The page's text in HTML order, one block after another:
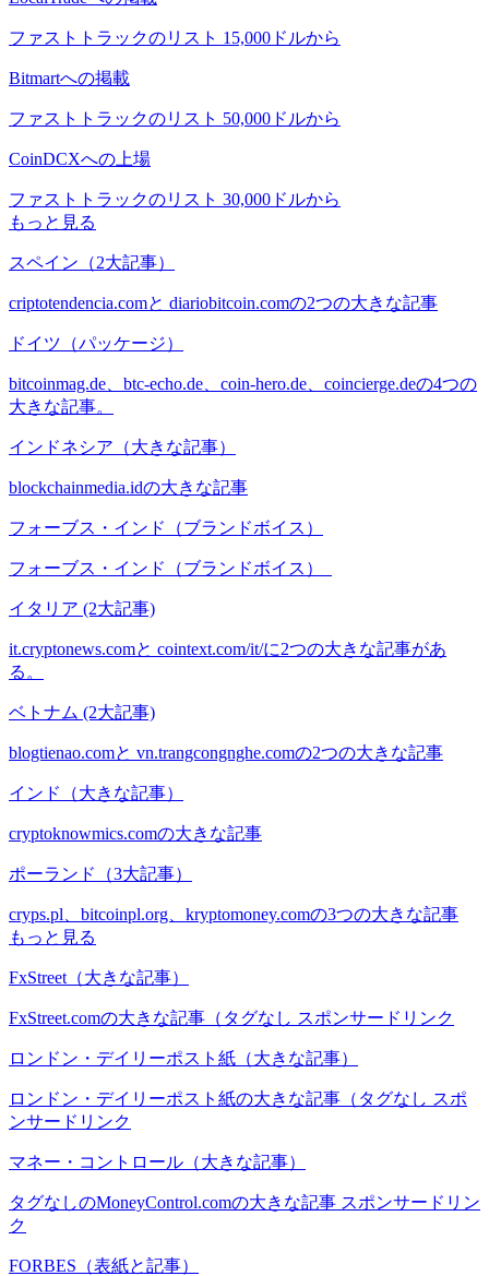
ファストトラックのリスト 15,000ドルから
Bitmartへの掲載
ファストトラックのリスト 50,000ドルから
CoinDCXへの上場
ファストトラックのリスト 30,000ドルから
もっと見る
スペイン（2大記事）
criptotendencia.comと diariobitcoin.comの2つの大きな記事
ドイツ（パッケージ）
bitcoinmag.de、btc-echo.de、coin-hero.de、coincierge.deの4つの
大きな記事。
インドネシア（大きな記事）
blockchainmedia.idの大きな記事
フォーブス・インド（ブランドボイス）
フォーブス・インド（ブランドボイス）
イタリア (2大記事)
it.cryptonews.comと cointext.com/it/に2つの大きな記事があ
る。
ベトナム (2大記事)
blogtienao.comと vn.trangcongnghe.comの2つの大きな記事
インド（大きな記事）
cryptoknowmics.comの大きな記事
ポーランド（3大記事）
cryps.pl、bitcoinpl.org、kryptomoney.comの3つの大きな記事
もっと見る
FxStreet（大きな記事）
FxStreet.comの大きな記事（タグなし スポンサードリンク
ロンドン・デイリーポスト紙（大きな記事）
ロンドン・デイリーポスト紙の大きな記事（タグなし スポ
ンサードリンク
マネー・コントロール（大きな記事）
タグなしのMoneyControl.comの大きな記事 スポンサードリン
ク
FORBES（表紙と記事）